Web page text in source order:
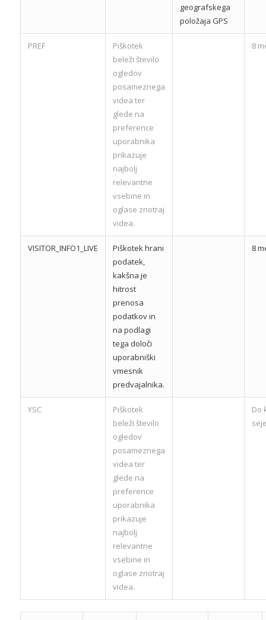
geografskega
položaja GPS
PREF
Piškotek
beleži število
ogledov
posameznega
videa ter
glede na
preference
uporabnika
prikazuje
najbolj
relevantne
vsebine in
oglase znotraj
videa.
8
VISITOR_INFO1_LIVE
Piškotek hrani
podatek,
kakšna je
hitrost
prenosa
podatkov in
na podlagi
tega določi
uporabniški
vmesnik
predvajalnika.
8
YSC
Piškotek
beleži število
ogledov
posameznega
videa ter
glede na
preference
uporabnika
prikazuje
najbolj
relevantne
vsebine in
oglase znotraj
videa.
Do